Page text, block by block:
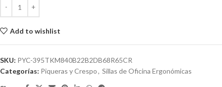
Add to wishlist
SKU: PYC-395TKM840B22B2DB68R65CR
Categorías: Piqueras y Crespo, Sillas de Oficina Ergonómicas